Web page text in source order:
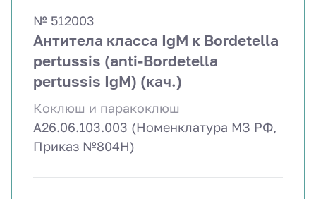
№ 512003
Антитела класса IgM к Bordetella
pertussis (anti-Bordetella
pertussis IgM) (кач.)
Коклюш и паракоклюш
A26.06.103.003 (Номенклатура МЗ РФ,
Приказ №804Н)